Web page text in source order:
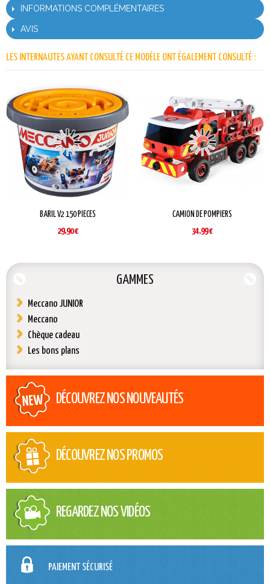
INFORMATIONS COMPLÉMENTAIRES
AVIS
LES INTERNAUTES AYANT CONSULTÉ CE MODÈLE ONT ÉGALEMENT CONSULTÉ :
BARIL V2 150 PIECES
29,90 €
CAMION DE POMPIERS
34,99 €
GAMMES
Meccano JUNIOR
Meccano
Chèque cadeau
Les bons plans
DÉCOUVREZ NOS NOUVEAUTÉS
DÉCOUVREZ NOS PROMOS
REGARDEZ NOS VIDÉOS
PAIEMENT SÉCURISÉ